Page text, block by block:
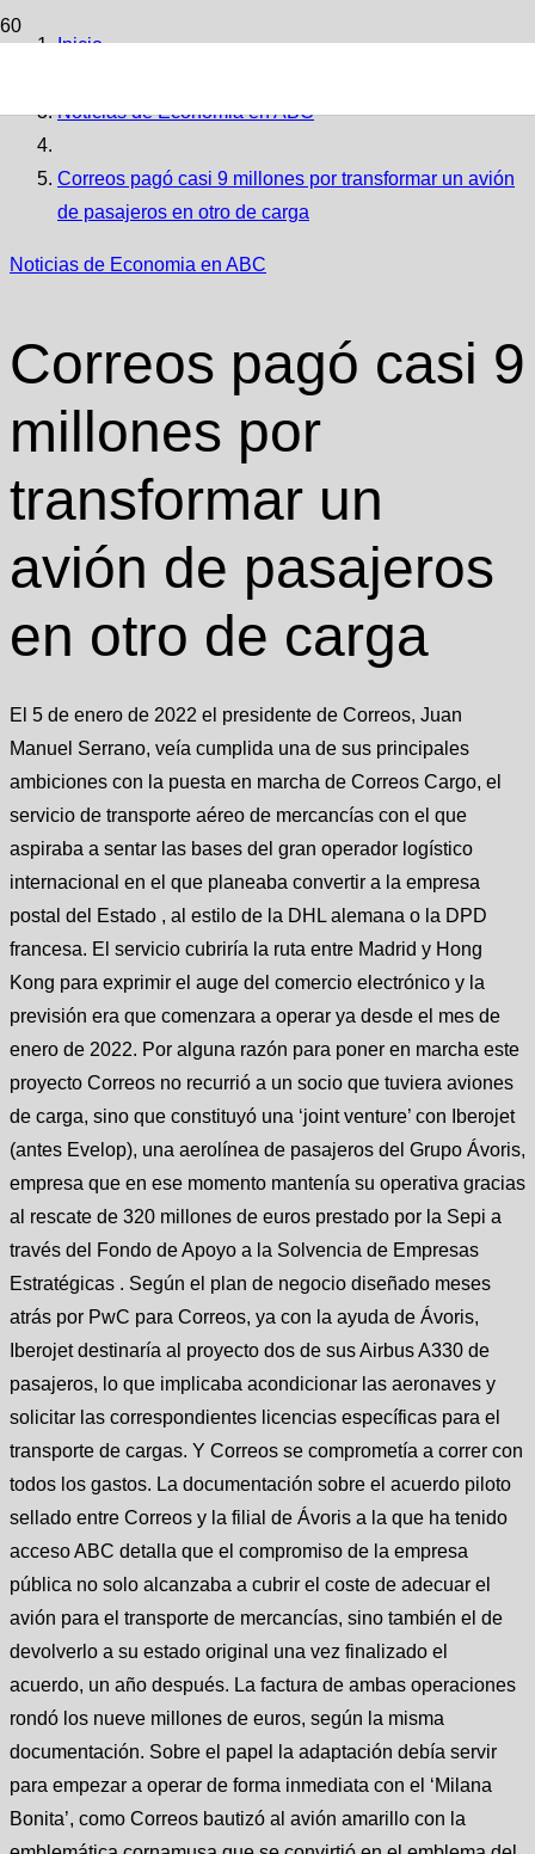
Inicio
Noticias de Economia en ABC
Correos pagó casi 9 millones por transformar un avión
de pasajeros en otro de carga
Noticias de Economia en ABC
Correos pagó casi 9
millones por
transformar un
avión de pasajeros
en otro de carga
El 5 de enero de 2022 el presidente de Correos, Juan
Manuel Serrano, veía cumplida una de sus principales
ambiciones con la puesta en marcha de Correos Cargo, el
servicio de transporte aéreo de mercancías con el que
aspiraba a sentar las bases del gran operador logístico
internacional en el que planeaba convertir a la empresa
postal del Estado , al estilo de la DHL alemana o la DPD
francesa. El servicio cubriría la ruta entre Madrid y Hong
Kong para exprimir el auge del comercio electrónico y la
previsión era que comenzara a operar ya desde el mes de
enero de 2022. Por alguna razón para poner en marcha este
proyecto Correos no recurrió a un socio que tuviera aviones
de carga, sino que constituyó una ‘joint venture’ con Iberojet
(antes Evelop), una aerolínea de pasajeros del Grupo Ávoris,
empresa que en ese momento mantenía su operativa gracias
al rescate de 320 millones de euros prestado por la Sepi a
través del Fondo de Apoyo a la Solvencia de Empresas
Estratégicas . Según el plan de negocio diseñado meses
atrás por PwC para Correos, ya con la ayuda de Ávoris,
Iberojet destinaría al proyecto dos de sus Airbus A330 de
pasajeros, lo que implicaba acondicionar las aeronaves y
solicitar las correspondientes licencias específicas para el
transporte de cargas. Y Correos se comprometía a correr con
todos los gastos. La documentación sobre el acuerdo piloto
sellado entre Correos y la filial de Ávoris a la que ha tenido
acceso ABC detalla que el compromiso de la empresa
pública no solo alcanzaba a cubrir el coste de adecuar el
avión para el transporte de mercancías, sino también el de
devolverlo a su estado original una vez finalizado el
acuerdo, un año después. La factura de ambas operaciones
rondó los nueve millones de euros, según la misma
documentación. Sobre el papel la adaptación debía servir
para empezar a operar de forma inmediata con el ‘Milana
Bonita’, como Correos bautizó al avión amarillo con la